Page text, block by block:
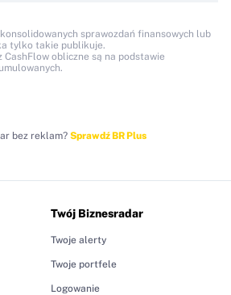
sprawozdań finansowych lub
tylko takie publikuje.
obliczne są na podstawie
bez reklam? Sprawdź BR Plus
Twój Biznesradar
Twoje alerty
Twoje portfele
Logowanie